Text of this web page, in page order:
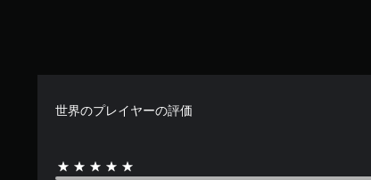
世界のプレイヤーの評価